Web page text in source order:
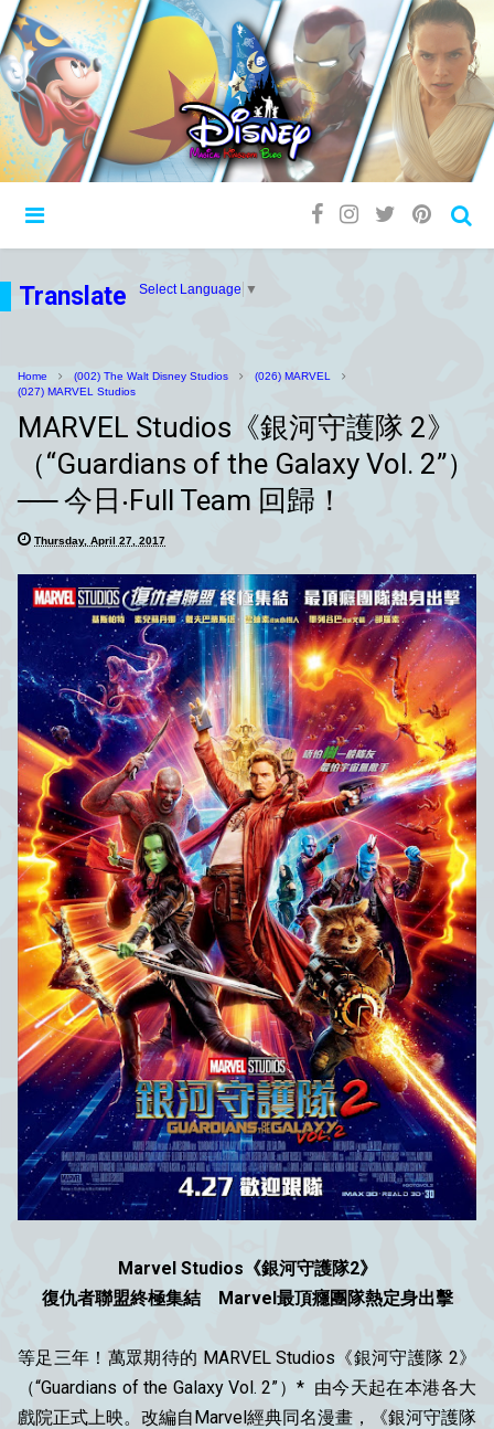
Translate Select Language ▼
Home (002) The Walt Disney Studios
(026) MARVEL
(027) MARVEL Studios
MARVEL Studios《銀河守護隊 2》
（“Guardians of the Galaxy Vol. 2”）
── 今日‧Full Team 回歸！
Thursday, April 27, 2017
Marvel Studios《銀河守護隊2》
復仇者聯盟終極集結 Marvel最頂癮團隊熱定身出擊
等足三年！萬眾期待的 MARVEL Studios《銀河守護隊 2》
（“Guardians of the Galaxy Vol. 2”）* 由今天起在本港各大
戲院正式上映。改編自Marvel經典同名漫畫，《銀河守護隊